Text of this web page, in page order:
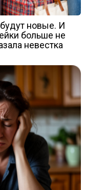
новые. И
больше не
невестка